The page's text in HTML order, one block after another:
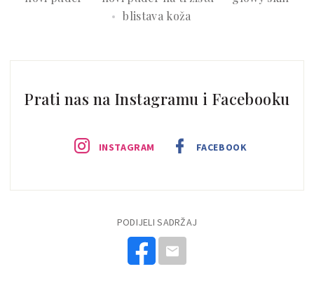
blistava koža
Prati nas na Instagramu i Facebooku
INSTAGRAM FACEBOOK
PODIJELI SADRŽAJ